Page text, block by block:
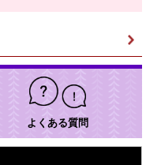
よくある質問